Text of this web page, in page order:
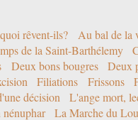
rêvent-ils? Au bal de la
de la Saint-Barthélemy
Deux bons bougres Deux
Filiations Frissons
décision L'ange mort,
La Marche du